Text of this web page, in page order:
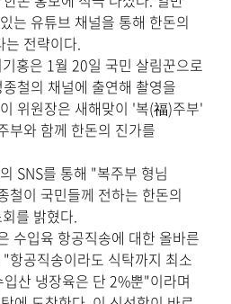
는 유튜브 채널을 통해 한돈의
는 전략이다.
홍은 1월 20일 국민 살림꾼으로
철의 채널에 출연해 촬영을
위원장은 새해맞이 '복(福)주부'
부와 함께 한돈의 진가를
SNS를 통해 "복주부 형님
철이 국민들께 전하는 한돈의
를 밝혔다.
수입육 항공직송에 대한 올바른
항공직송이라도 식탁까지 최소
산 냉장육은 단 2%뿐"이라며